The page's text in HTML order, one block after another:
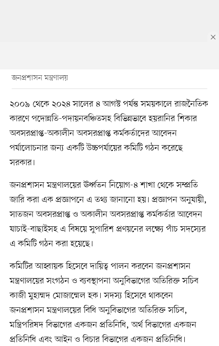
জনপ্রশাসন মন্ত্রণালয়
২০০৯ থেকে ২০২৪ সালের ৪ আগস্ট পর্যন্ত সময়কালে রাজনৈতিক
কারণে পদোন্নতি-পদায়নবঞ্চিতসহ বিভিন্নভাবে হয়রানির শিকার
অবসরপ্রাপ্ত-অকালীন অবসরপ্রাপ্ত কর্মকর্তাদের আবেদন
পর্যালোচনার জন্য একটি উচ্চপর্যায়ের কমিটি গঠন করেছে
সরকার।
জনপ্রশাসন মন্ত্রণালয়ের ঊর্ধ্বতন নিয়োগ-৪ শাখা থেকে সম্প্রতি
জারি করা এক প্রজ্ঞাপনে এ তথ্য জানানো হয়। প্রজ্ঞাপন অনুযায়ী,
সাতজন অবসরপ্রাপ্ত ও অকালীন অবসরপ্রাপ্ত কর্মকর্তার আবেদন
যাচাই-বাছাইসহ এ বিষয়ে সুপারিশ প্রণয়নের লক্ষ্যে পাঁচ সদস্যের
এ কমিটি গঠন করা হয়েছে।
কমিটির আহ্বায়ক হিসেবে দায়িত্ব পালন করবেন জনপ্রশাসন
মন্ত্রণালয়ের সংগঠন ও ব্যবস্থাপনা অনুবিভাগের অতিরিক্ত সচিব
কাজী মুহাম্মদ মোজাম্মেল হক। সদস্য হিসেবে থাকবেন
জনপ্রশাসন মন্ত্রণালয়ের বিধি অনুবিভাগের অতিরিক্ত সচিব,
মন্ত্রিপরিষদ বিভাগের একজন প্রতিনিধি, অর্থ বিভাগের একজন
প্রতিনিধি এবং আইন ও বিচার বিভাগের একজন প্রতিনিধি।